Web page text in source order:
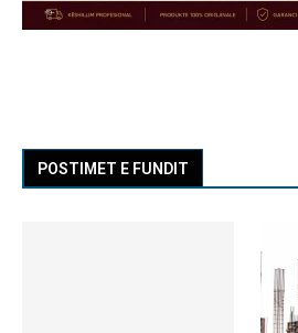
POSTIMET E FUNDIT